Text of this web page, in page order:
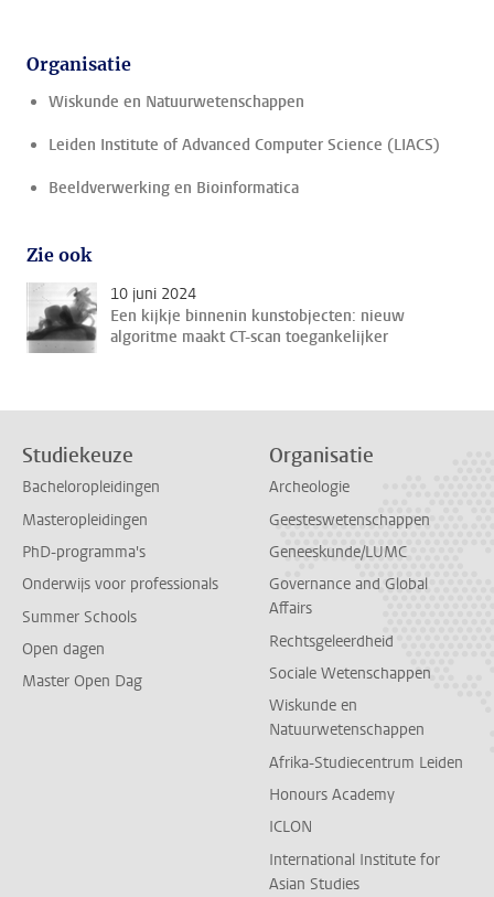
Organisatie
Wiskunde en Natuurwetenschappen
Leiden Institute of Advanced Computer Science (LIACS)
Beeldverwerking en Bioinformatica
Zie ook
10 juni 2024
Een kijkje binnenin kunstobjecten: nieuw
algoritme maakt CT-scan toegankelijker
Studiekeuze
Bacheloropleidingen
Masteropleidingen
PhD-programma's
Onderwijs voor professionals
Summer Schools
Open dagen
Master Open Dag
Organisatie
Archeologie
Geesteswetenschappen
Geneeskunde/LUMC
Governance and Global
Affairs
Rechtsgeleerdheid
Sociale Wetenschappen
Wiskunde en
Natuurwetenschappen
Afrika-Studiecentrum Leiden
Honours Academy
ICLON
International Institute for
Asian Studies